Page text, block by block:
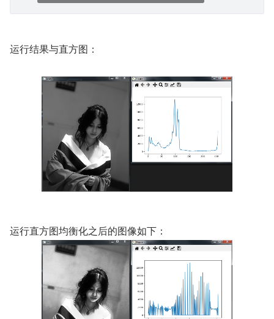
运行结果与直方图：
运行直方图均衡化之后的图像如下：